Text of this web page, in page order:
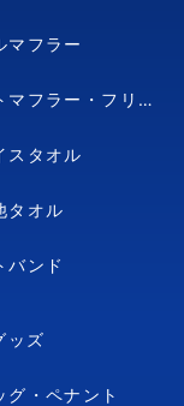
マフラー
ラー・フリースマフラー
スタオル
タオル
バンド
ッズ
グ・ペナント